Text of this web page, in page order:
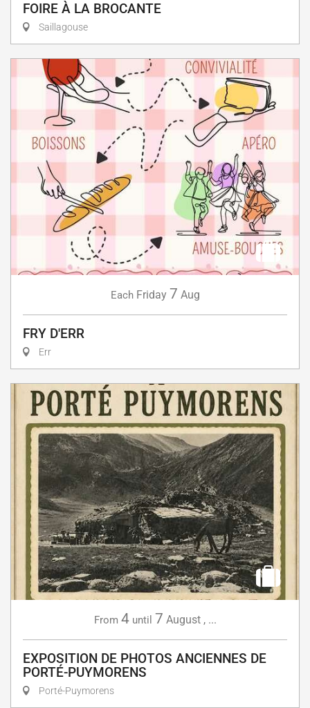
FOIRE À LA BROCANTE
Saillagouse
Each Friday 7 Aug
FRY D'ERR
Err
From 4 until 7 August, ...
EXPOSITION DE PHOTOS ANCIENNES DE
PORTÉ-PUYMORENS
Porté-Puymorens